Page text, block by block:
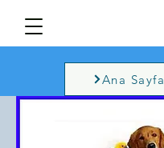
Ana Sayfa